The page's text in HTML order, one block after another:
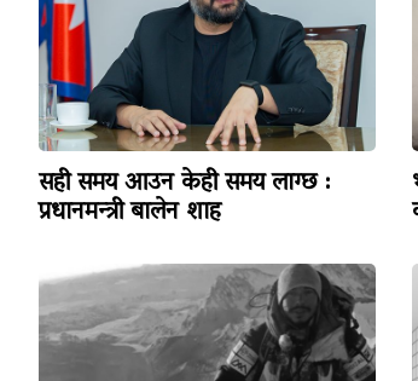
सही समय आउन केही समय लाग्छ :
प्रधानमन्त्री बालेन शाह